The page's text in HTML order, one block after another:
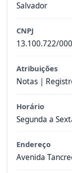
Salvador
CNPJ
13.100.722/
Atribuições
Notas |
Horário
Segunda a
Endereço
Avenida